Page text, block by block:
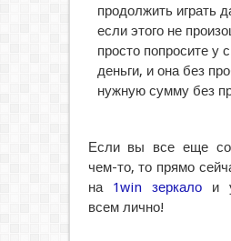
продолжить играть
если этого не
просто попросите у
деньги, и она без
нужную сумму без
Если вы все еще
чем-то, то прямо
на 1win зеркалои
всем лично!